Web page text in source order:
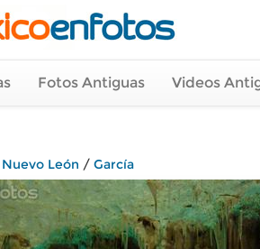
Fotos Antiguas Videos
Nuevo León / García